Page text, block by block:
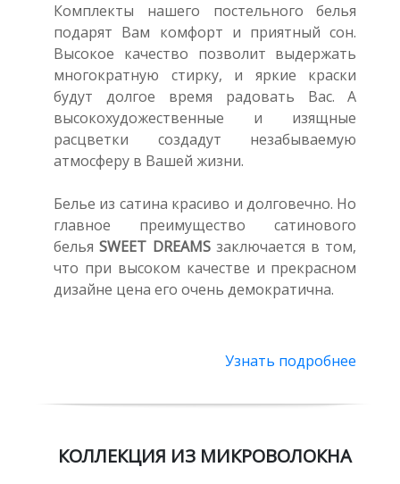
Комплекты нашего постельного белья
подарят Вам комфорт и приятный сон.
Высокое качество позволит выдержать
многократную стирку, и яркие краски
будут долгое время радовать Вас. А
высокохудожественные и изящные
расцветки создадут незабываемую
атмосферу в Вашей жизни.
Белье из сатина красиво и долговечно. Но
главное преимущество сатинового
бельяSWEET DREAMSзаключается в том,
что при высоком качестве и прекрасном
дизайне цена его очень демократична.
Узнать подробнее
КОЛЛЕКЦИЯ ИЗ МИКРОВОЛОКНА